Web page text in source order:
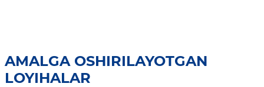
AMALGA OSHIRILAYOTGAN
LOYIHALAR